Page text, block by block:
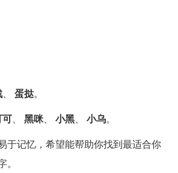
、 蛋挞。
可、 黑咪、 小黑、 小乌。
于记忆，希望能帮助你找到最适合你